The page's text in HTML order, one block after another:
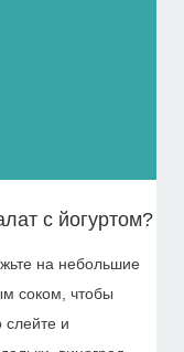
с йогуртом?
на небольшие
соком, чтобы
и